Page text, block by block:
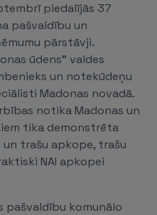
piedalījās 37
pašvaldību un
pārstāvji.
ūdens" valdes
un notekūdeņu
Madonas novadā.
notika Madonas un
tika demonstrēta
un trašu apkope, trašu
NAI apkopei
pašvaldību komunālo